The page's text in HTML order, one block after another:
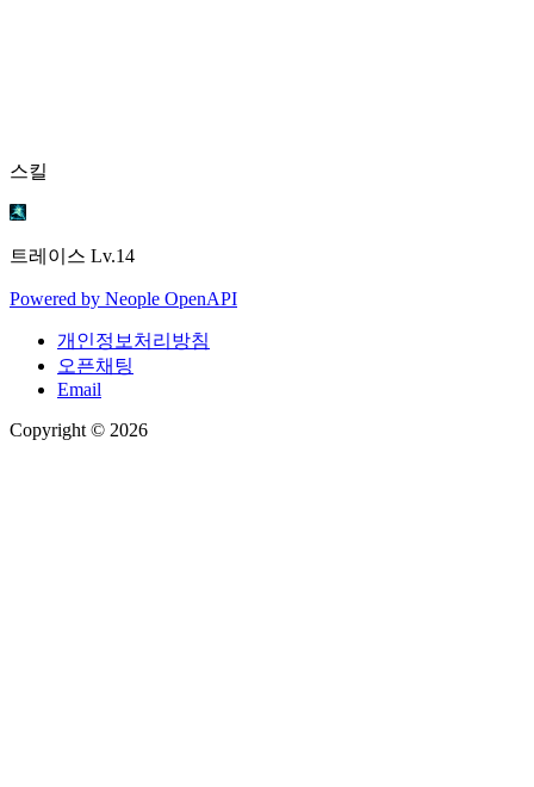
스킬
트레이스 Lv.14
Powered by Neople OpenAPI
개인정보처리방침
오픈채팅
Email
Copyright © 2026